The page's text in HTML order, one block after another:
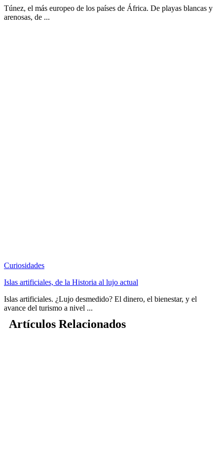
Túnez, el más europeo de los países de África. De playas blancas y
arenosas, de ...
Curiosidades
Islas artificiales, de la Historia al lujo actual
Islas artificiales. ¿Lujo desmedido? El dinero, el bienestar, y el
avance del turismo a nivel ...
Artículos Relacionados